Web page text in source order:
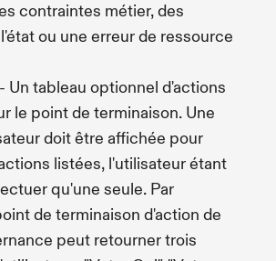
contraintes métier, des
ou une erreur de ressource
- Un tableau optionnel d'actions
le point de terminaison. Une
doit être affichée pour
listées, l'utilisateur étant
qu'une seule. Par
de terminaison d'action de
peut retourner trois